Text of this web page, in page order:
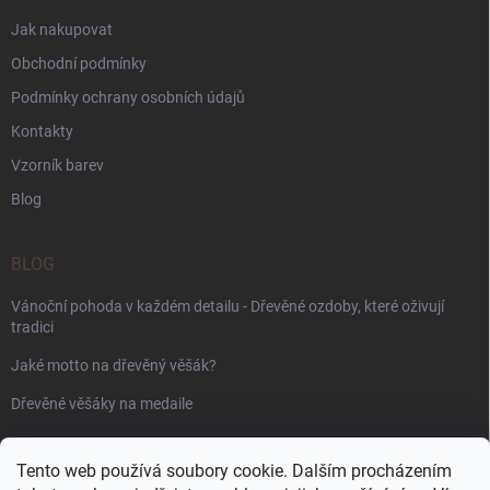
Tento web používá soubory cookie. Dalším procházením
Jak nakupovat
Obchodní podmínky
Podmínky ochrany osobních údajů
Kontakty
Vzorník barev
Blog
BLOG
Vánoční pohoda v každém detailu - Dřevěné ozdoby, které oživují
tradici
Jaké motto na dřevěný věšák?
Dřevěné věšáky na medaile
PŘIJÍMÁME ONLINE PLATBY